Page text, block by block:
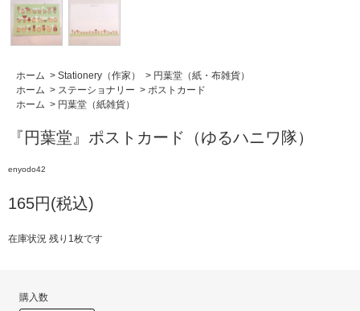
ホーム > Stationery（作家） > 円葉堂（紙・布雑貨）
ホーム > ステーショナリー > ポストカード
ホーム > 円葉堂（紙雑貨）
『円葉堂』ポストカード（ゆるハニワ隊）
enyodo42
165円(税込)
在庫状況 残り1枚です
購入数